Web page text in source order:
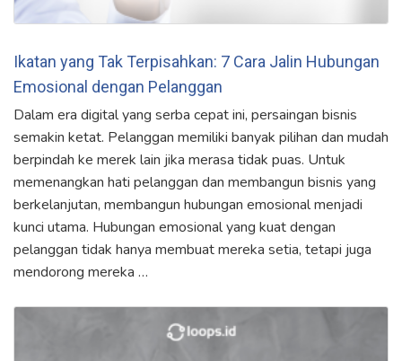
Ikatan yang Tak Terpisahkan: 7 Cara Jalin Hubungan
Emosional dengan Pelanggan
Dalam era digital yang serba cepat ini, persaingan bisnis
semakin ketat. Pelanggan memiliki banyak pilihan dan mudah
berpindah ke merek lain jika merasa tidak puas. Untuk
memenangkan hati pelanggan dan membangun bisnis yang
berkelanjutan, membangun hubungan emosional menjadi
kunci utama. Hubungan emosional yang kuat dengan
pelanggan tidak hanya membuat mereka setia, tetapi juga
mendorong mereka …